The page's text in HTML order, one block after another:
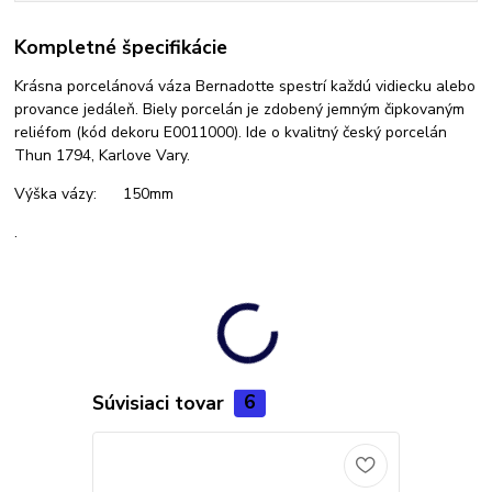
Kompletné špecifikácie
Krásna porcelánová váza Bernadotte spestrí každú vidiecku alebo
provance jedáleň. Biely porcelán je zdobený jemným čipkovaným
reliéfom (kód dekoru E0011000). Ide o kvalitný český porcelán
Thun 1794, Karlove Vary.
Výška vázy: 150mm
.
Súvisiaci tovar 6